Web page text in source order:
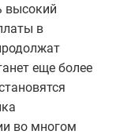
высокий
в
еще более
во многом